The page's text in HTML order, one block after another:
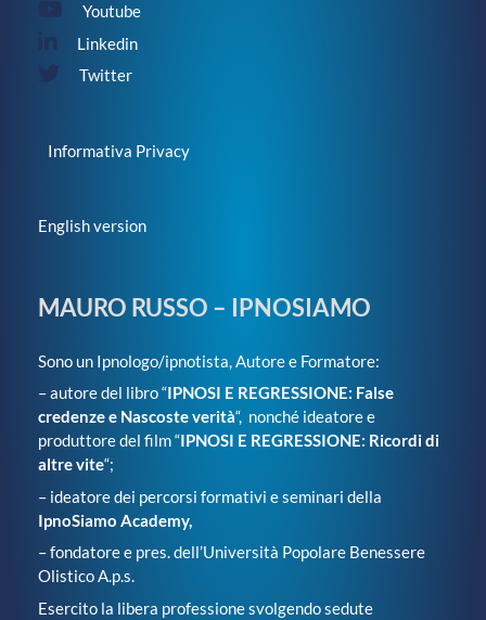
Youtube
Linkedin
Twitter
Informativa Privacy
English version
MAURO RUSSO – IPNOSIAMO
Sono un Ipnologo/ipnotista, Autore e Formatore:
– autore del libro “IPNOSI E REGRESSIONE: False
credenze e Nascoste verità“, nonché ideatore e
produttore del film “IPNOSI E REGRESSIONE: Ricordi di
altre vite“;
– ideatore dei percorsi formativi e seminari della
IpnoSiamo Academy,
– fondatore e pres. dell’Università Popolare Benessere
Olistico A.p.s.
Esercito la libera professione svolgendo sedute